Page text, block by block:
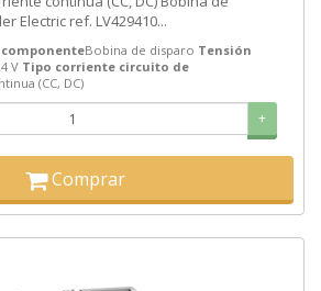
Electric ref. LV429410...
Bobina de disparo Tensión
V Tipo corriente circuito de
(CC, DC)
+
Comprar